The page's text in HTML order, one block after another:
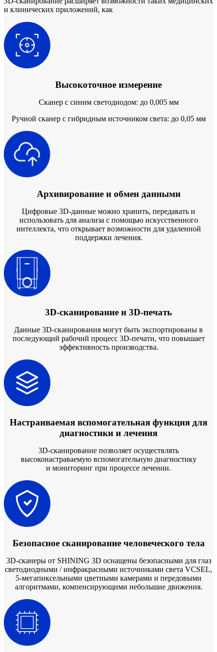
AccuFab-F1НОВИНКА
AccuFab-CEL
Для постобработки
FabCure N2НОВИНКА
Лабораторный 3D-сканер
Лицевой 3D-сканер
MetiSmile-MR НОВИНКА
Стоматологические решения
Оставить заявку
и клинических приложений, как
Высокоточное измерение
Сканер с синим светодиодом: до 0,005 мм
Ручной сканер с гибридным источником света: до 0,05 мм
Архивирование и обмен данными
Цифровые 3D-данные можно хранить, передавать и
использовать для анализа с помощью искусственного
интеллекта, что открывает возможности для удаленной
поддержки лечения.
3D-сканирование и 3D-печать
Данные 3D-сканирования могут быть экспортированы в
последующий рабочий процесс 3D-печати, что повышает
эффективность производства.
Настраиваемая вспомогательная функция для
диагностики и лечения
3D-сканирование позволяет осуществлять
высоконастраваемую вспомогательную диагностику
и мониторинг при процессе лечении.
Безопасное сканирование человеческого тела
3D-сканеры от SHINING 3D оснащены безопасными для глаз
светодиодными / инфракрасными источниками света VCSEL,
5-мегапиксельными цветными камерами и передовыми
алгоритмами, компенсирующими небольшие движения.